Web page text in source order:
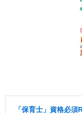
「保育士」資格必